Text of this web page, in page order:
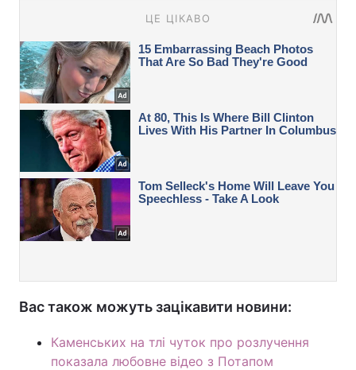
Вас також можуть зацікавити новини:
Каменських на тлі чуток про розлучення
показала любовне відео з Потапом